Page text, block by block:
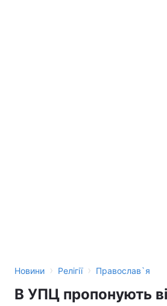
Новини › Релігії › Православ`я
В УПЦ пропонують